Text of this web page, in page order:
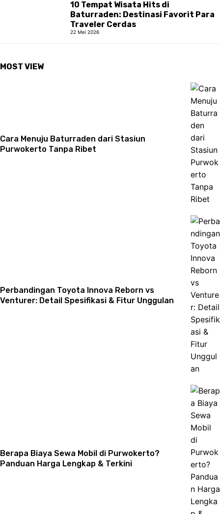
10 Tempat Wisata Hits di
Baturraden: Destinasi Favorit Para
Traveler Cerdas
22 Mei 2026
MOST VIEW
Cara Menuju Baturraden dari Stasiun
Purwokerto Tanpa Ribet
Perbandingan Toyota Innova Reborn vs
Venturer: Detail Spesifikasi & Fitur Unggulan
Berapa Biaya Sewa Mobil di Purwokerto?
Panduan Harga Lengkap & Terkini